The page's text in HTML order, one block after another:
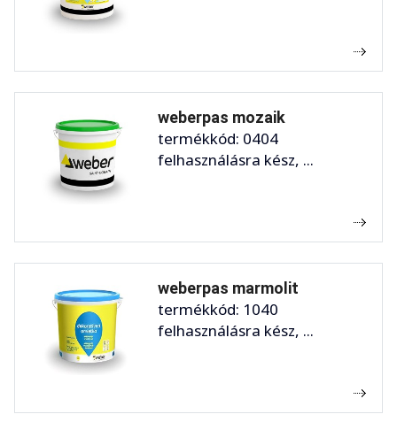
weberpas mozaik
termékkód: 0404
felhasználásra kész, ...
weberpas marmolit
termékkód: 1040
felhasználásra kész, ...